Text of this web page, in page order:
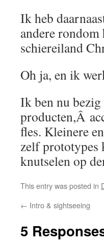
Ik heb
andere
schiereiland
Oh ja, en ik
Ik ben nu
producten,Â
fles. Kleinere
zelf prototypes
knutselen op
This entry was posted in
← Intro & sightseeing
5